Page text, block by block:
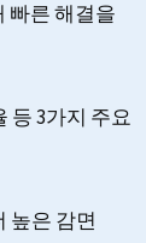
빠른 해결을
등 3가지 주요
높은 감면